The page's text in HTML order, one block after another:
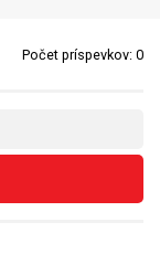
Počet príspevkov: 0